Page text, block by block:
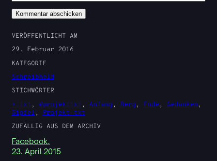
VERÖFFENTLICHT AM
29. Februar 2016
KATEGORIE
Schreibheld
STICHWÖRTER
*.txt , #projekttxt , Anfang , Berg , Ende, Gedanken
Gipfel , Projekt txt
ZUFÄLLIG AUS DEM ARCHIV
Facebook.
23. April 2015